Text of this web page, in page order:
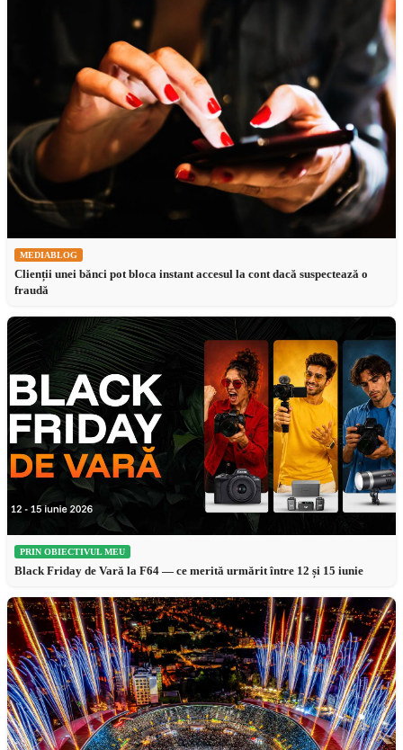
MEDIABLOG
Clienții unei bănci pot bloca instant accesul la cont dacă suspectează o
fraudă
PRIN OBIECTIVUL MEU
Black Friday de Vară la F64 — ce merită urmărit între 12 și 15 iunie